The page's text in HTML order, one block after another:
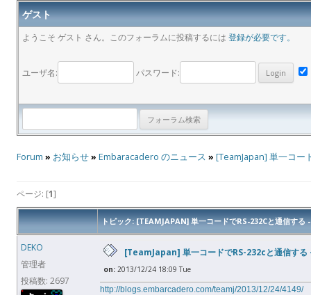
ゲスト
ようこそ ゲスト さん。このフォーラムに投稿するには 登録が必要です。
ユーザ名: パスワード:
Forum » お知らせ» Embaracadero のニュース » [TeamJapan] 単一コー
ページ: [1]
トピック: [TEAMJAPAN] 単一コードでRS-232Cと通信す
DEKO
管理者
投稿数: 2697
[TeamJapan] 単一コードでRS-232cと通信す
on: 2013/12/24 18:09 Tue
http://blogs.embarcadero.com/teamj/2013/12/24/4149/